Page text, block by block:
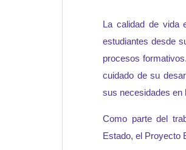
La calidad de vida
estudiantes desde
procesos
cuidado de su
sus necesidades en
Como parte del
Estado, el Proyecto